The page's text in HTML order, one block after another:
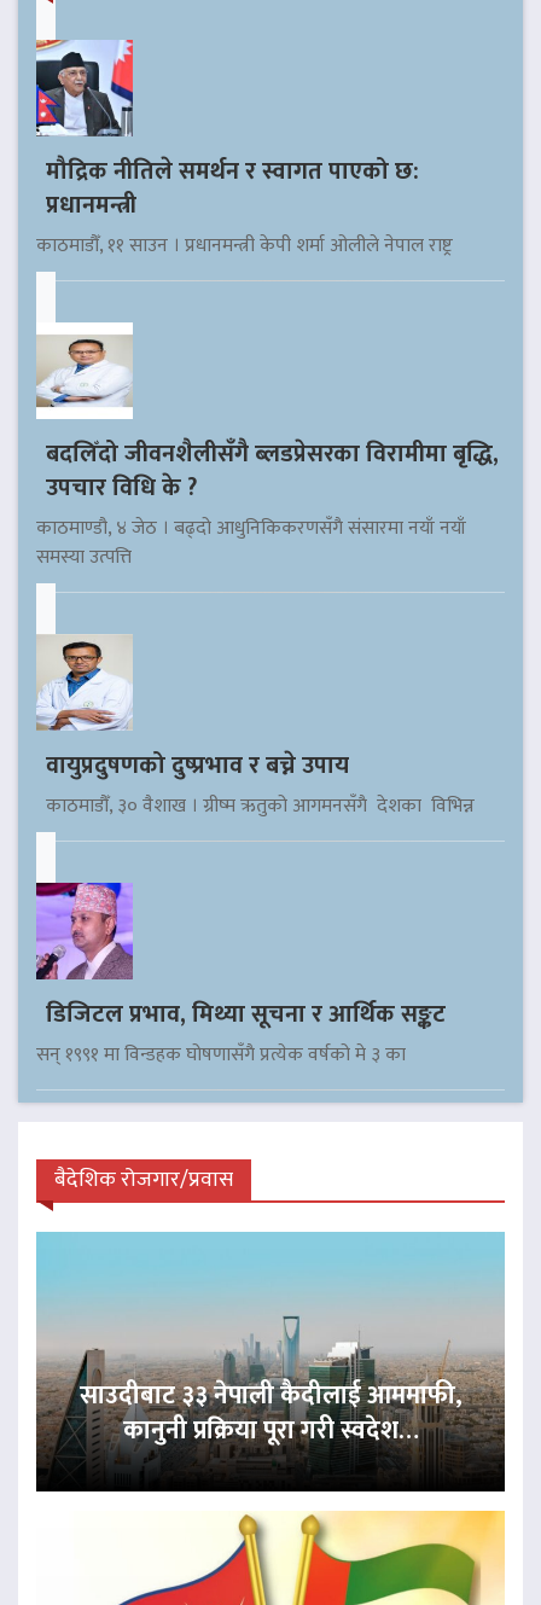
मौद्रिक नीतिले समर्थन र स्वागत पाएको छ:
प्रधानमन्त्री
काठमाडौँ, ११ साउन । प्रधानमन्त्री केपी शर्मा ओलीले नेपाल राष्ट्र
बदलिँदो जीवनशैलीसँगै ब्लडप्रेसरका विरामीमा बृद्धि,
उपचार विधि के ?
काठमाण्डौ, ४ जेठ । बढ्दो आधुनिकिकरणसँगै संसारमा नयाँ नयाँ
समस्या उत्पत्ति
वायुप्रदुषणको दुष्प्रभाव र बच्ने उपाय
काठमाडौँ, ३० वैशाख । ग्रीष्म ऋतुको आगमनसँगै देशका विभिन्न
डिजिटल प्रभाव, मिथ्या सूचना र आर्थिक सङ्कट
सन् १९९१ मा विन्डहक घोषणासँगै प्रत्येक वर्षको मे ३ का
बैदेशिक रोजगार/प्रवास
साउदीबाट ३३ नेपाली कैदीलाई आममाफी,
कानुनी प्रक्रिया पूरा गरी स्वदेश…